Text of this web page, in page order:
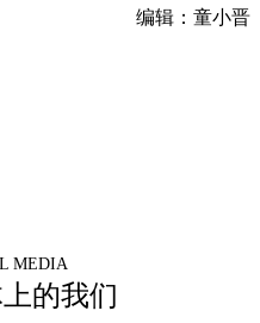
编辑：童小晋
MEDIA
的我们